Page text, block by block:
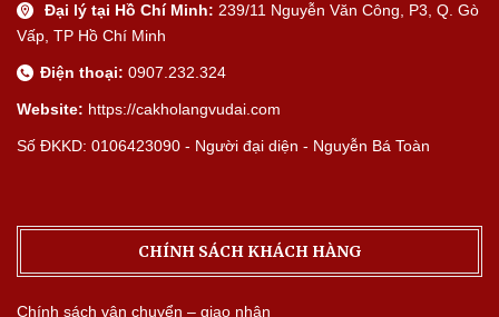
Đại lý tại Hồ Chí Minh: 239/11 Nguyễn Văn Công, P3, Q. Gò
Vấp, TP Hồ Chí Minh
Điện thoại: 0907.232.324
Website: https://cakholangvudai.com
Số ĐKKD: 0106423090 - Người đại diện - Nguyễn Bá Toàn
CHÍNH SÁCH KHÁCH HÀNG
Chính sách vận chuyển – giao nhận